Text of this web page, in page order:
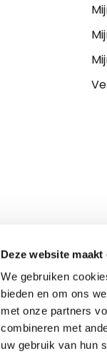
Deze website
We gebruiken
bieden en om ons
met onze partners
combineren met
uw gebruik van hun